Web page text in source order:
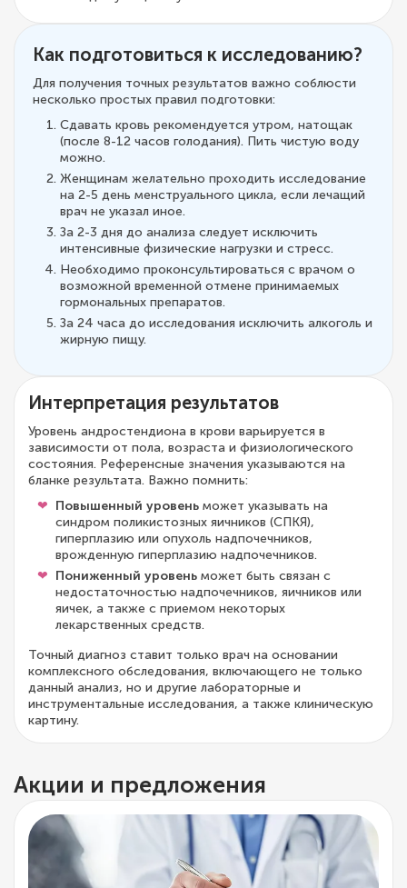
Как подготовиться к исследованию?
Для получения точных результатов важно соблюсти
несколько простых правил подготовки:
Сдавать кровь рекомендуется утром, натощак
(после 8-12 часов голодания). Пить чистую воду
можно.
Женщинам желательно проходить исследование
на 2-5 день менструального цикла, если лечащий
врач не указал иное.
За 2-3 дня до анализа следует исключить
интенсивные физические нагрузки и стресс.
Необходимо проконсультироваться с врачом о
возможной временной отмене принимаемых
гормональных препаратов.
За 24 часа до исследования исключить алкоголь и
жирную пищу.
Интерпретация результатов
Уровень андростендиона в крови варьируется в
зависимости от пола, возраста и физиологического
состояния. Референсные значения указываются на
бланке результата. Важно помнить:
Повышенный уровень может указывать на
синдром поликистозных яичников (СПКЯ),
гиперплазию или опухоль надпочечников,
врожденную гиперплазию надпочечников.
Пониженный уровень может быть связан с
недостаточностью надпочечников, яичников или
яичек, а также с приемом некоторых
лекарственных средств.
Точный диагноз ставит только врач на основании
комплексного обследования, включающего не только
данный анализ, но и другие лабораторные и
инструментальные исследования, а также клиническую
картину.
Акции и предложения